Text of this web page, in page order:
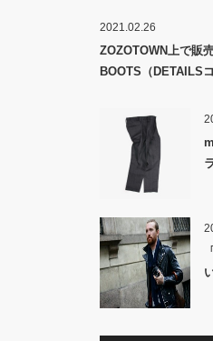
2021.02.26
ZOZOTOWN上で販
BOOTS（DETAILS